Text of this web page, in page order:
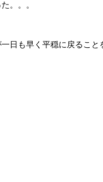
。。。
日も早く平穏に戻ること